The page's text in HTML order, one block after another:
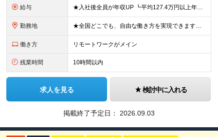
給与 ★入社後全員が年収UP ┗平均127.4万円以上年収UP！ ┗最大390万円UPの実績もあり 月給35万円～100万円＋決算賞与＋各種手当 【 給与イメージ 】 ■経験1年以上…月給35万円～＋決
勤務地 ★全国どこでも、自由な働き方を実現できます！ 全国のプロジェクト先やフルリモート環境での勤務も可能です。 ＼自由度の高い働き方、叶えます／ □フルリモートで働きたい □ハイブリットに働きたい □家庭
働き方 リモートワークがメイン
残業時間 10時間以内
求人を見る 検討中に入れる
掲載終了予定日： 2026.09.03